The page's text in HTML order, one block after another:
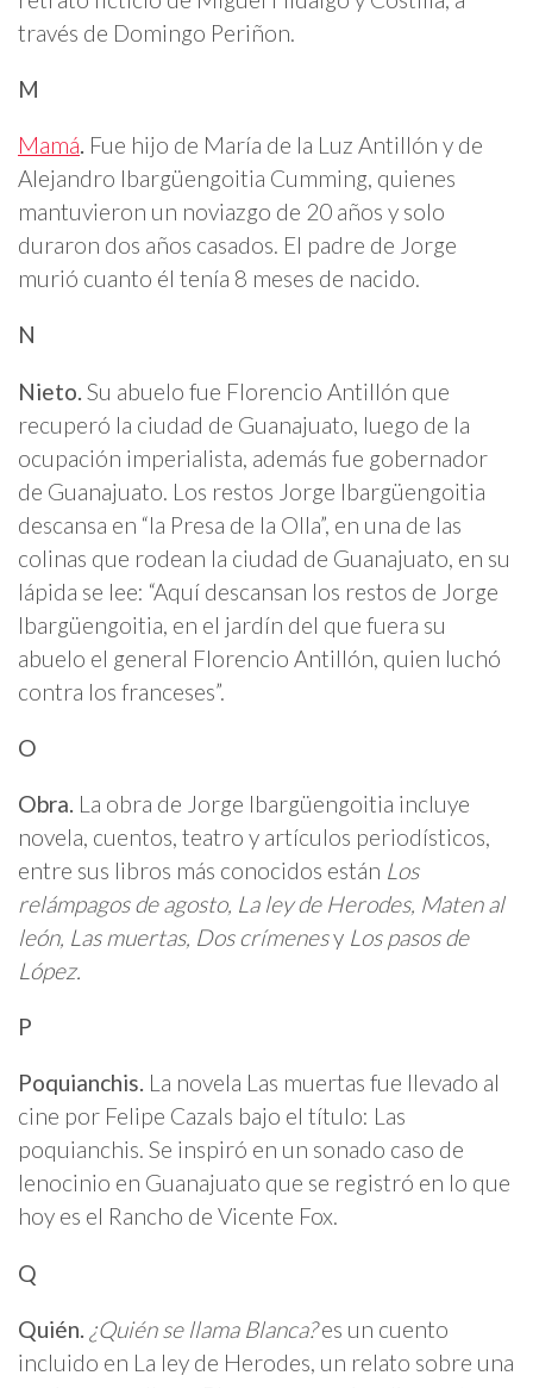
través de Domingo Periñon.
M
Mamá. Fue hijo de María de la Luz Antillón y de
Alejandro Ibargüengoitia Cumming, quienes
mantuvieron un noviazgo de 20 años y solo
duraron dos años casados. El padre de Jorge
murió cuanto él tenía 8 meses de nacido.
N
Nieto. Su abuelo fue Florencio Antillón que
recuperó la ciudad de Guanajuato, luego de la
ocupación imperialista, además fue gobernador
de Guanajuato. Los restos Jorge Ibargüengoitia
descansa en “la Presa de la Olla”, en una de las
colinas que rodean la ciudad de Guanajuato, en su
lápida se lee: “Aquí descansan los restos de Jorge
Ibargüengoitia, en el jardín del que fuera su
abuelo el general Florencio Antillón, quien luchó
contra los franceses”.
O
Obra. La obra de Jorge Ibargüengoitia incluye
novela, cuentos, teatro y artículos periodísticos,
entre sus libros más conocidos están Los
relámpagos de agosto, La ley de Herodes, Maten al
león, Las muertas, Dos crímenesy Los pasos de
López.
P
Poquianchis. La novela Las muertas fue llevado al
cine por Felipe Cazals bajo el título: Las
poquianchis. Se inspiró en un sonado caso de
lenocinio en Guanajuato que se registró en lo que
hoy es el Rancho de Vicente Fox.
Q
Quién. ¿Quién se llama Blanca?es un cuento
incluido en La ley de Herodes, un relato sobre una